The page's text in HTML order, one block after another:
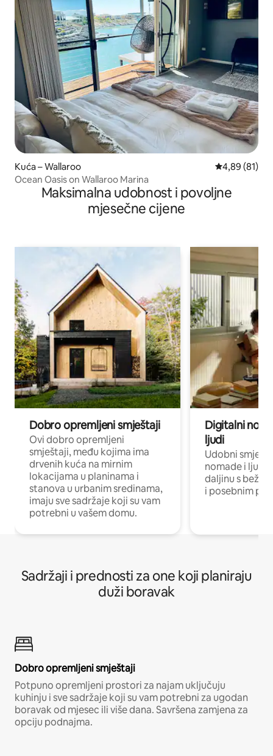
Kuća – Wallaroo Prosječna
4,89 (81)
Ocean Oasis on Wallaroo Marina
Maksimalna udobnost i povoljne
mjesečne cijene
Dobro opremljeni smještaji
Ovi dobro opremljeni
smještaji, među kojima ima
drvenih kuća na mirnim
lokacijama u planinama i
stanova u urbanim sredinama,
imaju sve sadržaje koji su vam
potrebni u vašem domu.
Digitalni
ljudi
Udobni
nomade i ljude
daljinu s
i posebnim
Sadržaji i prednosti za one koji planiraju
duži boravak
Dobro opremljeni smještaji
Potpuno opremljeni prostori za najam uključuju
kuhinju i sve sadržaje koji su vam potrebni za ugodan
boravak od mjesec ili više dana. Savršena zamjena za
opciju podnajma.